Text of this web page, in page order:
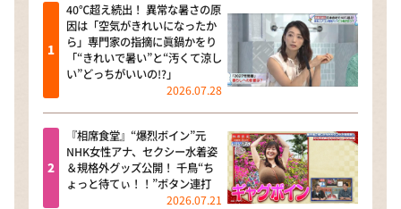
40℃超え続出！ 異常な暑さの原
因は「空気がきれいになったか
ら」専門家の指摘に眞鍋かをり
「“きれいで暑い”と“汚くて涼し
い”どっちがいいの!?」
2026.07.28
『相席食堂』“爆烈ボイン”元
NHK女性アナ、セクシー水着姿
＆規格外グッズ公開！ 千鳥“ち
ょっと待てぃ！！”ボタン連打
2026.07.21